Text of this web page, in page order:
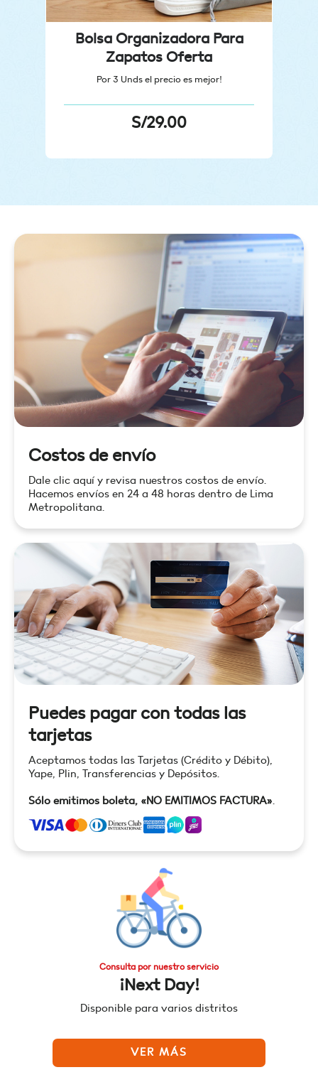
Bolsa Organizadora Para
Zapatos Oferta
Por 3 Unds el precio es mejor!
S/29.00
Costos de envío
Dale clic aquí y revisa nuestros costos de envío.
Hacemos envíos en 24 a 48 horas dentro de Lima
Metropolitana.
Puedes pagar con todas las
tarjetas
Aceptamos todas las Tarjetas (Crédito y Débito),
Yape, Plin, Transferencias y Depósitos.
Sólo emitimos boleta, «NO EMITIMOS FACTURA».
Consulta por nuestro servicio
¡Next Day!
Disponible para varios distritos
VER MÁS